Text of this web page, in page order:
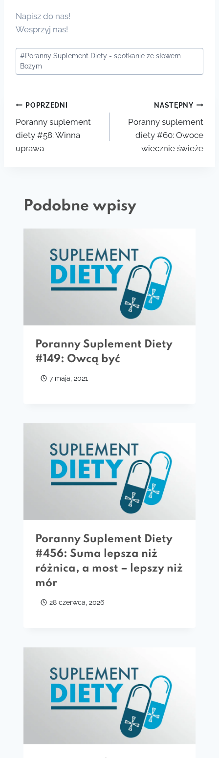
Napisz do nas!
Wesprzyj nas!
Tagi
wpisu:
#Poranny Suplement Diety - spotkanie ze słowem
Bożym
Nawigacja
wpisu
POPRZEDNI
Poranny suplement
diety #58: Winna
uprawa
NASTĘPNY
Poranny suplement
diety #60: Owoce
wiecznie świeże
Podobne wpisy
Poranny Suplement Diety
#149: Owcą być
7 maja, 2021
Poranny Suplement Diety
#456: Suma lepsza niż
różnica, a most – lepszy niż
mór
28 czerwca, 2026